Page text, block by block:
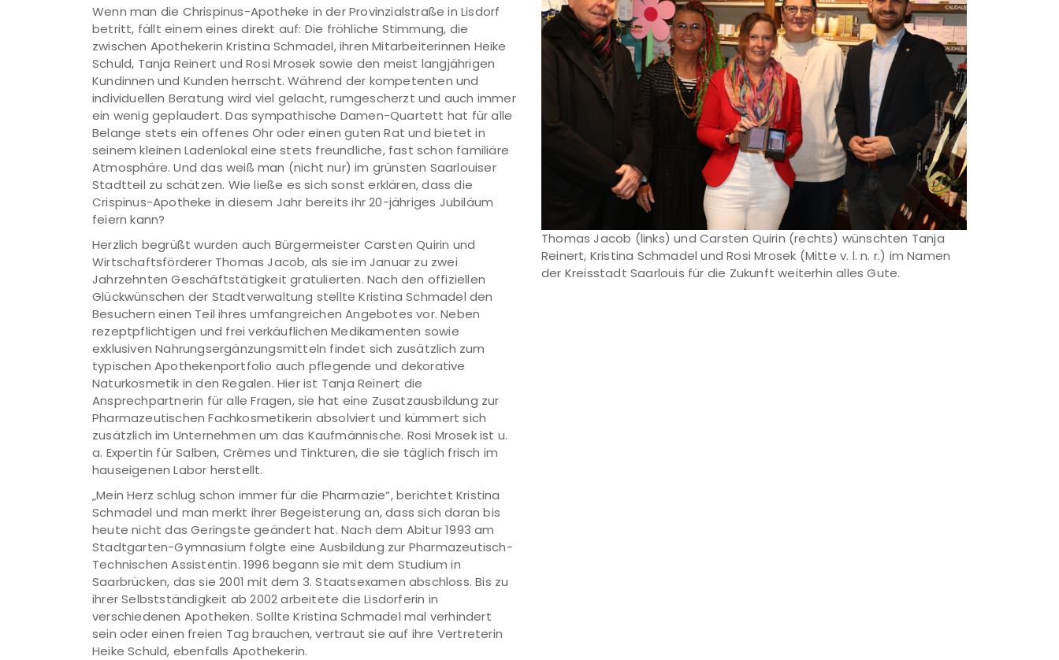
Wenn man die Chrispinus-Apotheke in der Provinzialstraße in Lisdorf
betritt, fällt einem eines direkt auf: Die fröhliche Stimmung, die
zwischen Apothekerin Kristina Schmadel, ihren Mitarbeiterinnen Heike
Schuld, Tanja Reinert und Rosi Mrosek sowie den meist langjährigen
Kundinnen und Kunden herrscht. Während der kompetenten und
individuellen Beratung wird viel gelacht, rumgescherzt und auch immer
ein wenig geplaudert. Das sympathische Damen-Quartett hat für alle
Belange stets ein offenes Ohr oder einen guten Rat und bietet in
seinem kleinen Ladenlokal eine stets freundliche, fast schon familiäre
Atmosphäre. Und das weiß man (nicht nur) im grünsten Saarlouiser
Stadtteil zu schätzen. Wie ließe es sich sonst erklären, dass die
Crispinus-Apotheke in diesem Jahr bereits ihr 20-jähriges Jubiläum
feiern kann?
Herzlich begrüßt wurden auch Bürgermeister Carsten Quirin und
Wirtschaftsförderer Thomas Jacob, als sie im Januar zu zwei
Jahrzehnten Geschäftstätigkeit gratulierten. Nach den offiziellen
Glückwünschen der Stadtverwaltung stellte Kristina Schmadel den
Besuchern einen Teil ihres umfangreichen Angebotes vor. Neben
rezeptpflichtigen und frei verkäuflichen Medikamenten sowie
exklusiven Nahrungsergänzungsmitteln findet sich zusätzlich zum
typischen Apothekenportfolio auch pflegende und dekorative
Naturkosmetik in den Regalen. Hier ist Tanja Reinert die
Ansprechpartnerin für alle Fragen, sie hat eine Zusatzausbildung zur
Pharmazeutischen Fachkosmetikerin absolviert und kümmert sich
zusätzlich im Unternehmen um das Kaufmännische. Rosi Mrosek ist u.
a. Expertin für Salben, Crèmes und Tinkturen, die sie täglich frisch im
hauseigenen Labor herstellt.
„Mein Herz schlug schon immer für die Pharmazie“, berichtet Kristina
Schmadel und man merkt ihrer Begeisterung an, dass sich daran bis
heute nicht das Geringste geändert hat. Nach dem Abitur 1993 am
Stadtgarten-Gymnasium folgte eine Ausbildung zur Pharmazeutisch-
Technischen Assistentin. 1996 begann sie mit dem Studium in
Saarbrücken, das sie 2001 mit dem 3. Staatsexamen abschloss. Bis zu
ihrer Selbstständigkeit ab 2002 arbeitete die Lisdorferin in
verschiedenen Apotheken. Sollte Kristina Schmadel mal verhindert
sein oder einen freien Tag brauchen, vertraut sie auf ihre Vertreterin
Heike Schuld, ebenfalls Apothekerin.
Thomas Jacob (links) und Carsten Quirin (rechts) wünschten Tanja
Reinert, Kristina Schmadel und Rosi Mrosek (Mitte v. l. n. r.) im Namen
der Kreisstadt Saarlouis für die Zukunft weiterhin alles Gute.